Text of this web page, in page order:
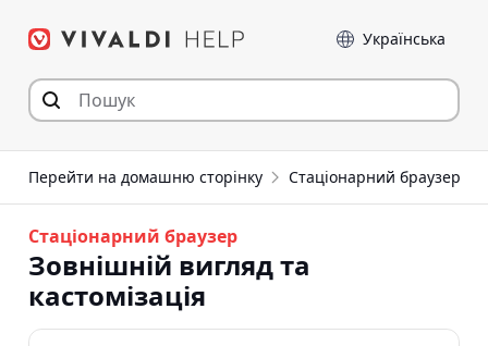
Мова
Перейти на домашню сторінку Стаціонарний браузер
Стаціонарний браузер
Зовнішній вигляд та
кастомізація